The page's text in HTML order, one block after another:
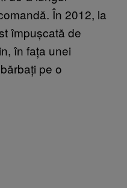
În 2012, la
împușcată de
în fața unei
pe o